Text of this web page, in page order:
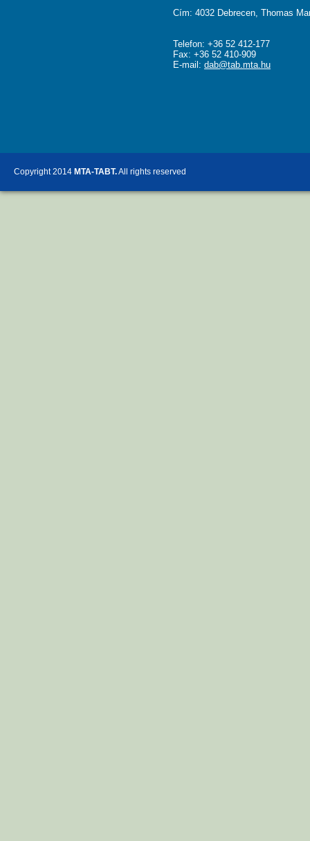
Cím: 4032 Debrecen, Thomas
Telefon: +36 52 412-177
Fax: +36 52 410-909
E-mail: dab@tab.mta.hu
Copyright 2014 MTA-TABT.All rights reserved